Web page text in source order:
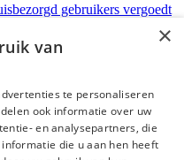
gebruikers vergoedt
zonder melding
×
van
te personaliseren
ook informatie over uw
en analysepartners, die
die u aan hen heeft